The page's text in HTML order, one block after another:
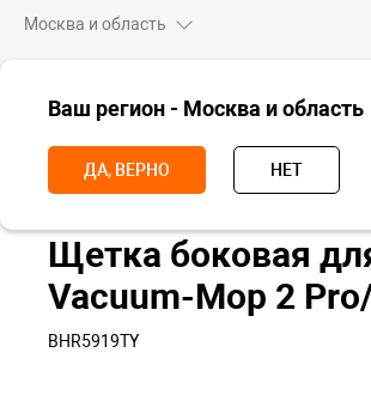
Москва и область
Ваш регион - Москва и область
ДА, ВЕРНО НЕТ
Главная Аксессуары Комплектующие для
Щетка боковая
Vacuum-Mop 2
BHR5919TY